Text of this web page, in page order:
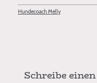
Hundecoach Melly
Schreibe